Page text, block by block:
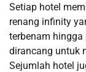
Setiap hotel
renang infinity
terbenam hingga
dirancang untuk
Sejumlah hotel